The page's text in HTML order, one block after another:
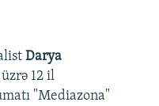
Darya
12 il
"Mediazona"